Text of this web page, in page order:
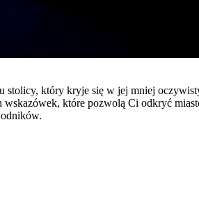
stolicy, który kryje się w jej mniej
które pozwolą Ci odkryć